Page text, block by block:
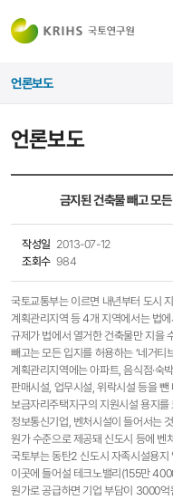
언론보도
언론보도
금지된 건축물 빼고 모
작성일 2013-07-12
조회수 984
국토교통부는 이르면 내년부터 도시
계획관리지역 등 4개 지역에서는 법
규제가 법에서 열거한 건축물만 지을
빼고는 모든 입지를 허용하는 ‘네거티
계획관리지역에는 아파트, 음식점·
판매시설, 업무시설, 위락시설 등을
보금자리주택지구의 지원시설 용지
정보통신기업, 벤처시설이 들어서는
원가 수준으로 제공돼 신도시 등에 벤
국토부는 동탄2 신도시 자족시설용
이곳에 들어설 테크노밸리(155만
원가로 공급하면 기업 부담이 3000억